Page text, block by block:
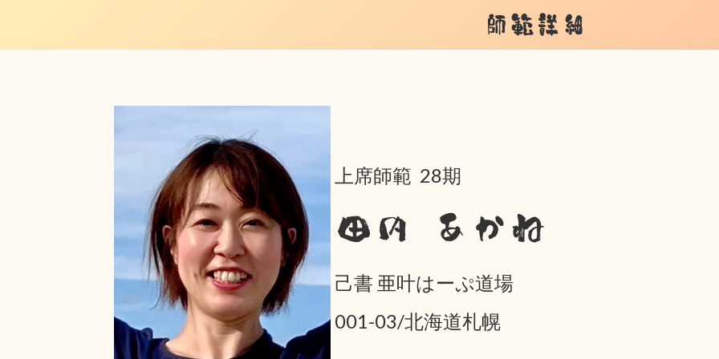
師範詳細
上席師範 28期
田内 あかね
己書 亜叶はーぷ道場
001-03/北海道札幌